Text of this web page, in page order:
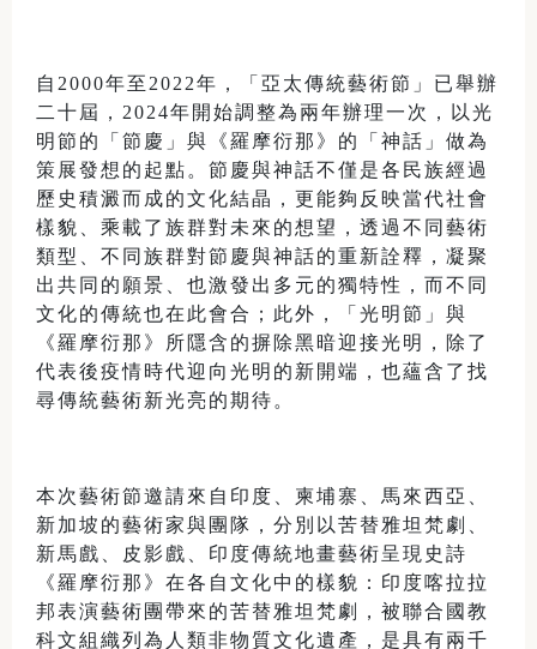
自2000年至2022年，「亞太傳統藝術節」已舉辦
二十屆，2024年開始調整為兩年辦理一次，以光
明節的「節慶」與《羅摩衍那》的「神話」做為
策展發想的起點。節慶與神話不僅是各民族經過
歷史積澱而成的文化結晶，更能夠反映當代社會
樣貌、乘載了族群對未來的想望，透過不同藝術
類型、不同族群對節慶與神話的重新詮釋，凝聚
出共同的願景、也激發出多元的獨特性，而不同
文化的傳統也在此會合；此外，「光明節」與
《羅摩衍那》所隱含的摒除黑暗迎接光明，除了
代表後疫情時代迎向光明的新開端，也蘊含了找
尋傳統藝術新光亮的期待。
本次藝術節邀請來自印度、柬埔寨、馬來西亞、
新加坡的藝術家與團隊，分別以苦替雅坦梵劇、
新馬戲、皮影戲、印度傳統地畫藝術呈現史詩
《羅摩衍那》在各自文化中的樣貌：印度喀拉拉
邦表演藝術團帶來的苦替雅坦梵劇，被聯合國教
科文組織列為人類非物質文化遺產，是具有兩千